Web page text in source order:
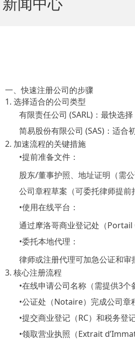
新闻中心
一、快速注册公司的步骤
1. 选择适合的公司类型
有限责任公司 (SARL)：最快选
简易股份有限公司 (SAS)：适合
2. 加速流程的关键措施
•提前准备文件：
股东/董事护照、地址证明（需
公司章程草案（可委托律师提前
•使用在线平台：
通过摩洛哥商业登记处（Portail
•委托本地代理：
律师或注册代理可加急公证和审
3. 核心注册流程
•在线申请公司名称（需提供3个
•公证处（Notaire）完成公司章
•提交商业登记（RC）和税务登
•领取营业执照（Extrait